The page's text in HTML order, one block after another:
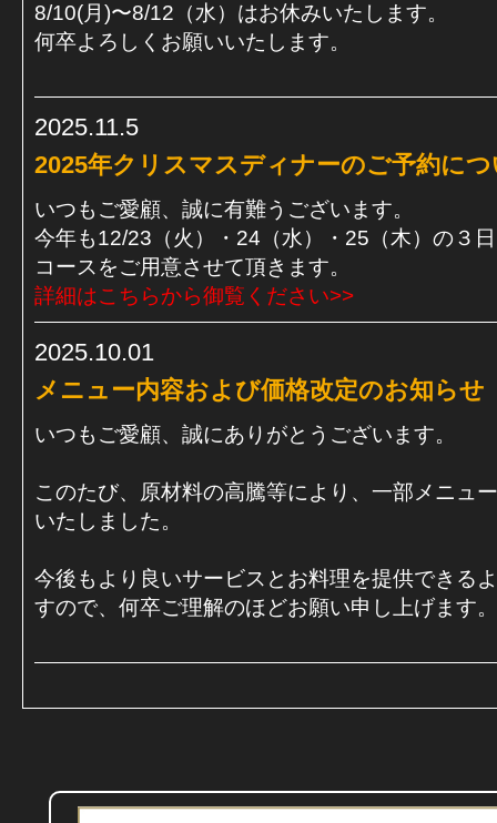
8/10(月)〜8/12（水）はお休みいたします。
何卒よろしくお願いいたします。
2025.11.5
2025年クリスマスディナーのご予約に
いつもご愛顧、誠に有難うございます。
今年も12/23（火）・24（水）・25（木）の３
コースをご用意させて頂きます。
詳細はこちらから御覧ください>>
2025.10.01
メニュー内容および価格改定のお知らせ
いつもご愛顧、誠にありがとうございます。
このたび、原材料の高騰等により、一部メニュ
いたしました。
今後もより良いサービスとお料理を提供できる
すので、何卒ご理解のほどお願い申し上げます。